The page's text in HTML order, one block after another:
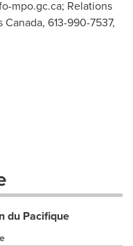
mpo.gc.ca; Relations
613-990-7537,
du Pacifique